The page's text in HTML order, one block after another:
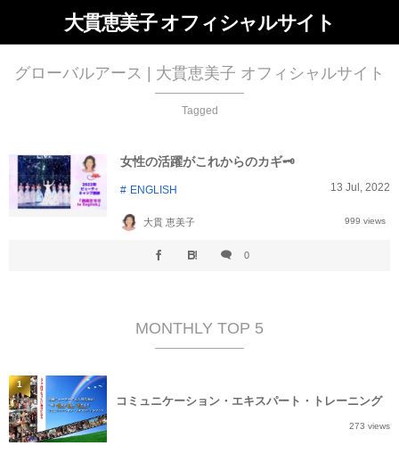
大貫恵美子 オフィシャルサイト
グローバルアース | 大貫恵美子 オフィシャルサイト
Tagged
女性の活躍がこれからのカギ🗝
ENGLISH 13 Jul 2022
大貫 恵美子 999 views
0
MONTHLY TOP 5
コミュニケーション・エキスパート・トレーニング
273 views
1